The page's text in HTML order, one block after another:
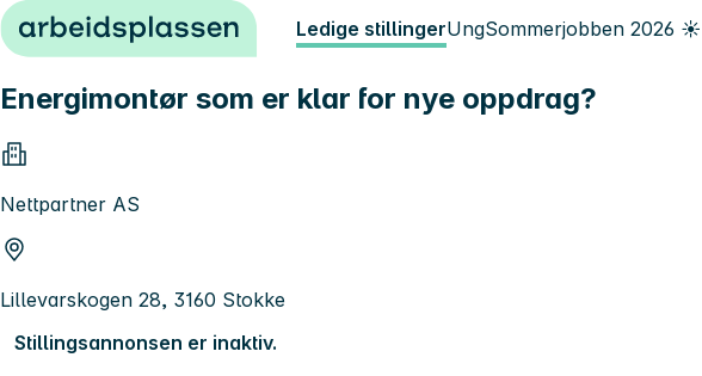
Hopp til innhold Ledige stillingerUngSommerjobben 2026 ☀️
Energimontør som er klar for nye oppdrag?
Nettpartner AS
Lillevarskogen 28, 3160 Stokke
Stillingsannonsen er inaktiv.